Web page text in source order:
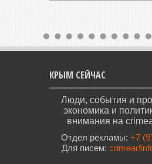
КРЫМ СЕЙЧАС
Люди, события и
экономика и
внимания на
Отдел рекламы: +7
Для писем: